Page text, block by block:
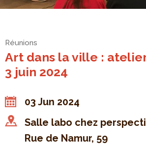
Réunions
Art dans la ville :
3 juin 2024
03 Jun 2024
Salle labo chez
Rue de Namur, 59